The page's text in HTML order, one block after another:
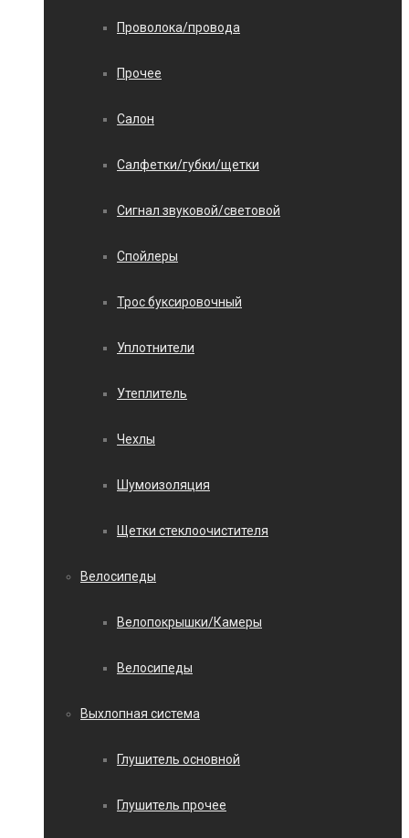
Проволока/провода
Прочее
Салон
Салфетки/губки/щетки
Сигнал звуковой/световой
Спойлеры
Трос буксировочный
Уплотнители
Утеплитель
Чехлы
Шумоизоляция
Щетки стеклоочистителя
Велосипеды
Велопокрышки/Камеры
Велосипеды
Выхлопная система
Глушитель основной
Глушитель прочее